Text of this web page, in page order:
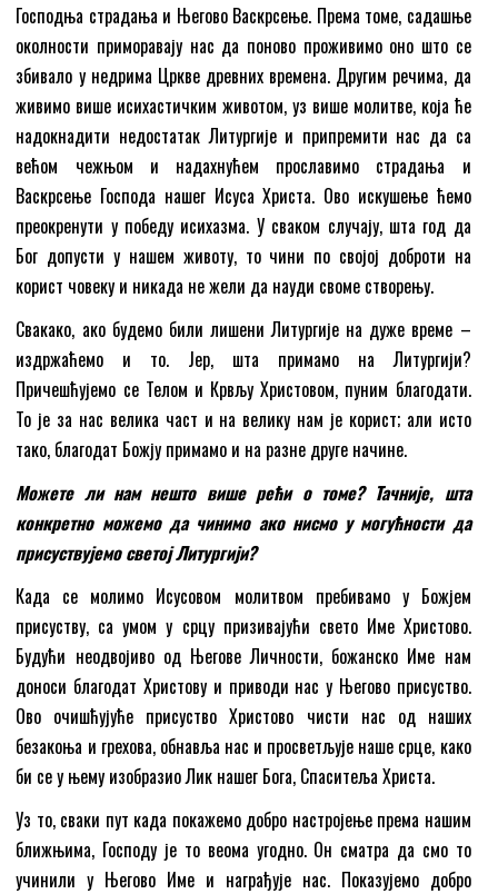
Господња страдања и Његово Васкрсење. Према томе, садашње
околности приморавају нас да поново проживимо оно што се
збивало у недрима Цркве древних времена. Другим речима, да
живимо више исихастичким животом, уз више молитве, која ће
надокнадити недостатак Литургије и припремити нас да са
већом чежњом и надахнућем прославимо страдања и
Васкрсење Господа нашег Исуса Христа. Ово искушење ћемо
преокренути у победу исихазма. У сваком случају, шта год да
Бог допусти у нашем животу, то чини по својој доброти на
корист човеку и никада не жели да науди своме створењу.
Свакако, ако будемо били лишени Литургије на дуже време –
издржаћемо и то. Јер, шта примамо на Литургији?
Причешћујемо се Телом и Крвљу Христовом, пуним благодати.
То је за нас велика част и на велику нам је корист; али исто
тако, благодат Божју примамо и на разне друге начине.
Можете ли нам нешто више рећи о томе? Тачније, шта
конкретно можемо да чинимо ако нисмо у могућности да
присуствујемосветој Литургији?
Када се молимо Исусовом молитвом пребивамо у Божјем
присуству, са умом у срцу призивајући свето Име Христово.
Будући неодвојиво од Његове Личности, божанско Име нам
доноси благодат Христову и приводи нас у Његово присуство.
Ово очишћујуће присуство Христово чисти нас од наших
безакоња и грехова, обнавља нас и просветљује наше срце, како
би се у њему изобразио Лик нашег Бога, Спаситеља Христа.
Уз то, сваки пут када покажемо добро настројење према нашим
ближњима, Господу је то веома угодно. Он сматра да смо то
учинили у Његово Име и награђује нас. Показујемо добро